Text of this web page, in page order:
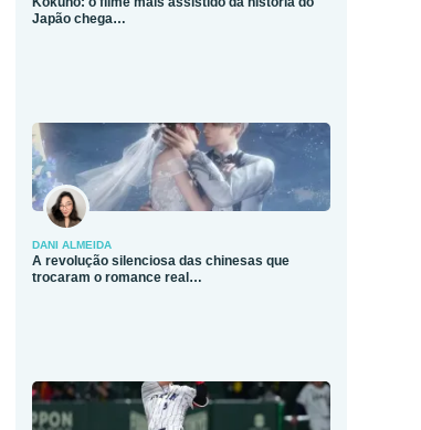
Japão chega…
DANI ALMEIDA
A revolução silenciosa das chinesas que
trocaram o romance real…